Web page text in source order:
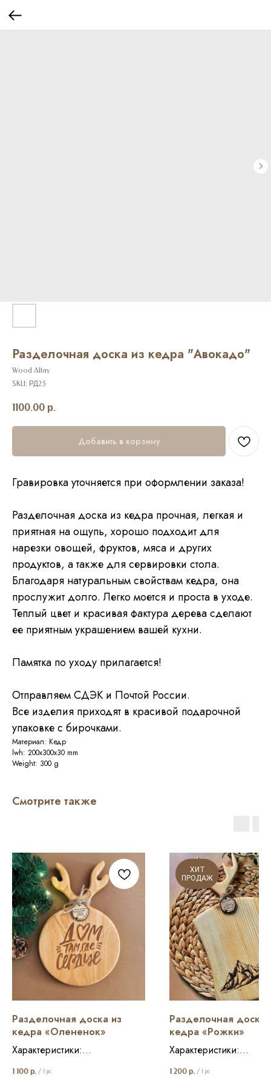
Разделочная доска из кедра "Авокадо"
Wood Altay
SKU: РД25
1100.00 р.
Добавить в корзину
Гравировка уточняется при оформлении заказа!
Разделочная доска из кедра прочная, легкая и
приятная на ощупь, хорошо подходит для
нарезки овощей, фруктов, мяса и других
продуктов, а также для сервировки стола.
Благодаря натуральным свойствам кедра, она
прослужит долго. Легко моется и проста в уходе.
Теплый цвет и красивая фактура дерева сделают
ее приятным украшением вашей кухни.
Памятка по уходу прилагается!
Отправляем СДЭК и Почтой России.
Все изделия приходят в красивой подарочной
упаковке с бирочками.
Материал: Кедр
lwh: 200x300x30 mm
Weight: 300 g
Смотрите также
Разделочная доска из
кедра «Олененок»
Характеристики:
Размер: 19*29 см
Состав: кедр
1 100 р. / 1 pc
ХИТ
ПРОДАЖ
Разделочная доска
кедра «Рожки»
Характеристики:
Размер: 19*37 см
Состав: кедр
1 200 р. / 1 pc